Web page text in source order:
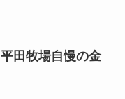
平田牧場自慢の金